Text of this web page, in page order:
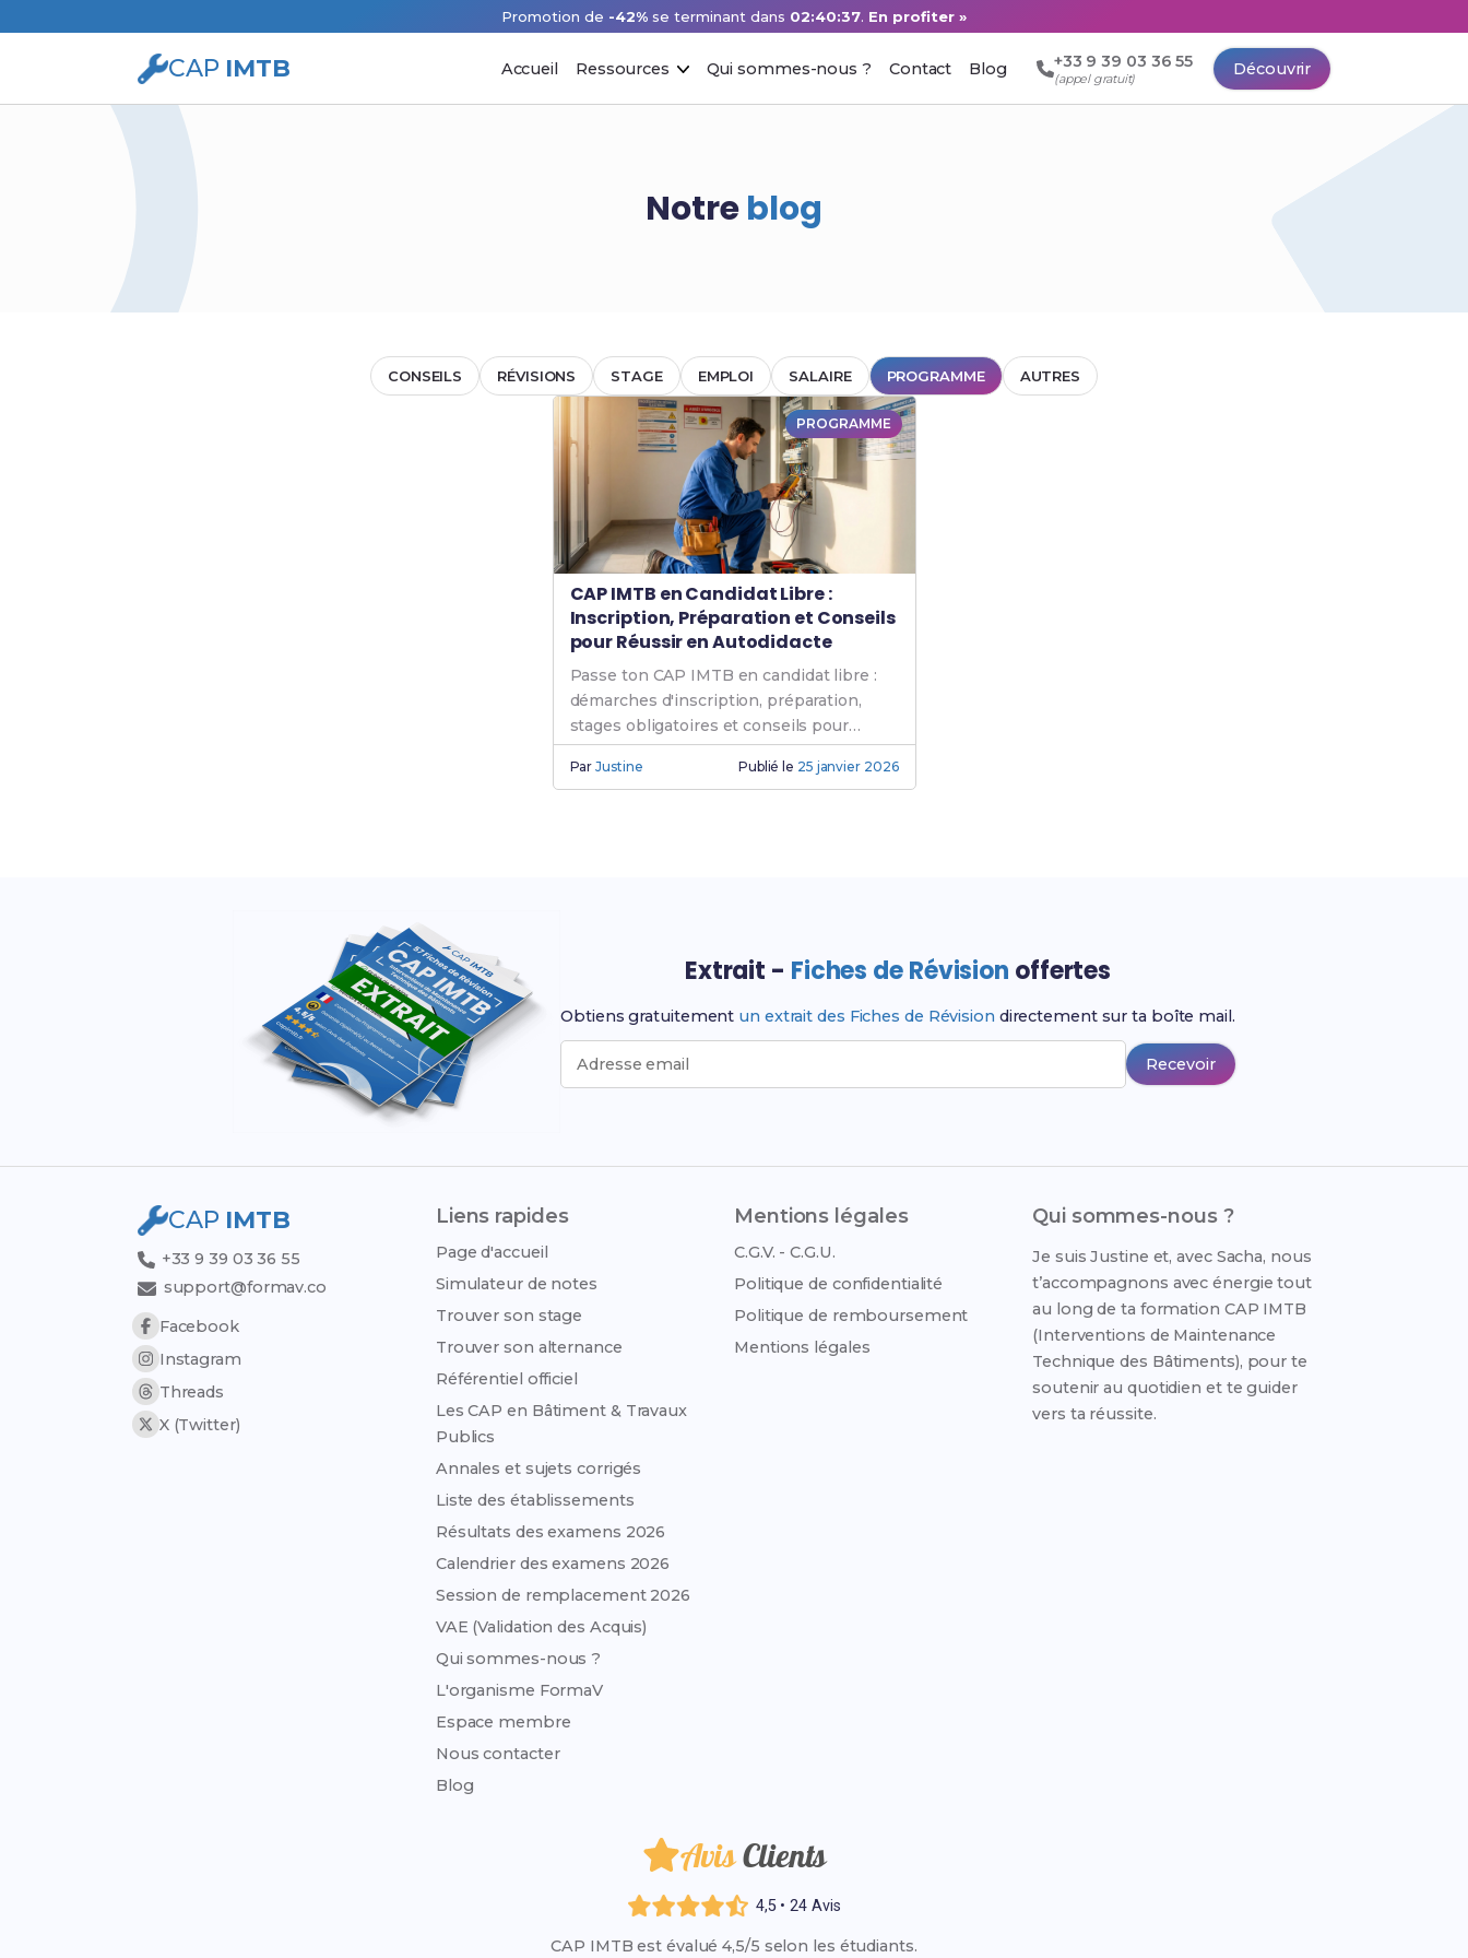
Promotion de -42% se terminant dans 02:40:37. En profiter »
CAP IMTB Accueil Ressources Qui sommes-nous ? Contact Blog +33 9 39 03 36 55
(appel gratuit)
Découvrir
Notreblog
CONSEILS RÉVISIONS STAGE EMPLOI SALAIRE PROGRAMME AUTRES
PROGRAMME
CAP IMTB en Candidat Libre :
Inscription, Préparation et Conseils
pour Réussir en Autodidacte
Passe ton CAP IMTB en candidat libre :
démarches d'inscription, préparation,
stages obligatoires et conseils pour
réussir en autodidacte.
ParJustine Publié le 25 janvier 2026
Extrait - Fiches de Révision offertes
Obtiens gratuitement un extrait des Fiches de Révision directement sur ta boîte mail.
Adresse email Recevoir
CAP IMTB
+33 9 39 03 36 55
support@formav.co
Facebook
Instagram
Threads
X (Twitter)
Liens rapides
Page d'accueil
Simulateur de notes
Trouver son stage
Trouver son alternance
Référentiel officiel
Les CAP en Bâtiment & Travaux
Publics
Annales et sujets corrigés
Liste des établissements
Résultats des examens 2026
Calendrier des examens 2026
Session de remplacement 2026
VAE (Validation des Acquis)
Qui sommes-nous ?
L'organisme FormaV
Espace membre
Nous contacter
Blog
Mentions légales
C.G.V. - C.G.U.
Politique de confidentialité
Politique de remboursement
Mentions légales
Qui sommes-nous ?
Je suis Justine et, avec Sacha, nous
t’accompagnons avec énergie tout
au long de ta formation CAP IMTB
(Interventions de Maintenance
Technique des Bâtiments), pour te
soutenir au quotidien et te guider
vers ta réussite.
AvisClients
4,5 • 24 Avis
CAP IMTB est évalué 4,5/5 selon les étudiants.